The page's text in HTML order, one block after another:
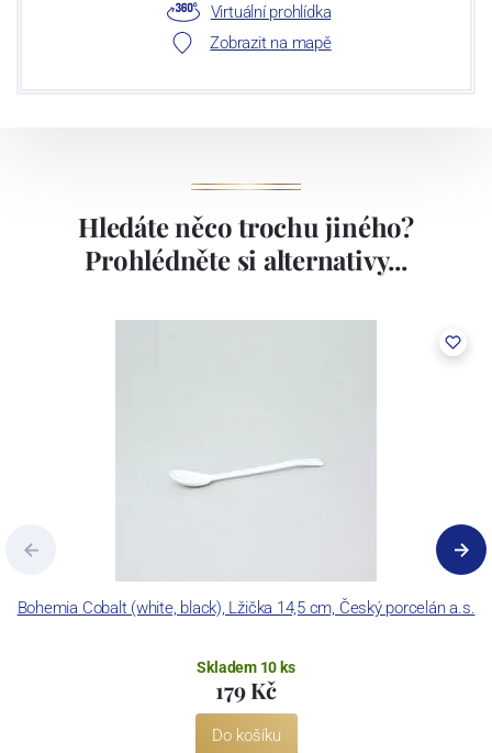
Virtuální prohlídka
Zobrazit na mapě
Hledáte něco trochu jiného?
Prohlédněte si alternativy...
Bohemia Cobalt (white, black), Lžička 14,5 cm, Český porcelán a.s.
Skladem 10 ks
179 Kč
Do košíku